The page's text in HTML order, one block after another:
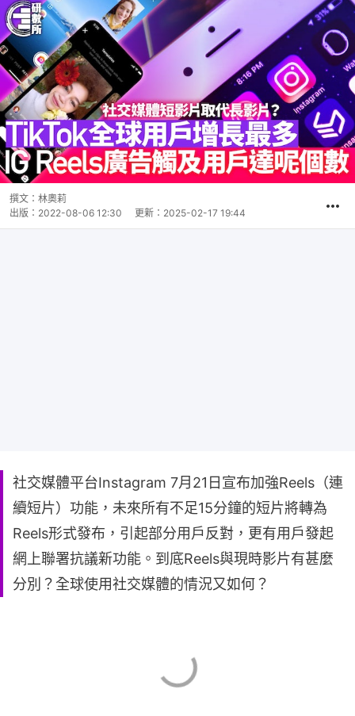
撰文： 林奧莉
出版： 2022-08-06 12:30 更新： 2025-02-17 19:44
社交媒體平台Instagram 7月21日宣布加強Reels（連
續短片）功能，未來所有不足15分鐘的短片將轉為
Reels形式發布，引起部分用戶反對，更有用戶發起
網上聯署抗議新功能。到底Reels與現時影片有甚麼
分別？全球使用社交媒體的情況又如何？